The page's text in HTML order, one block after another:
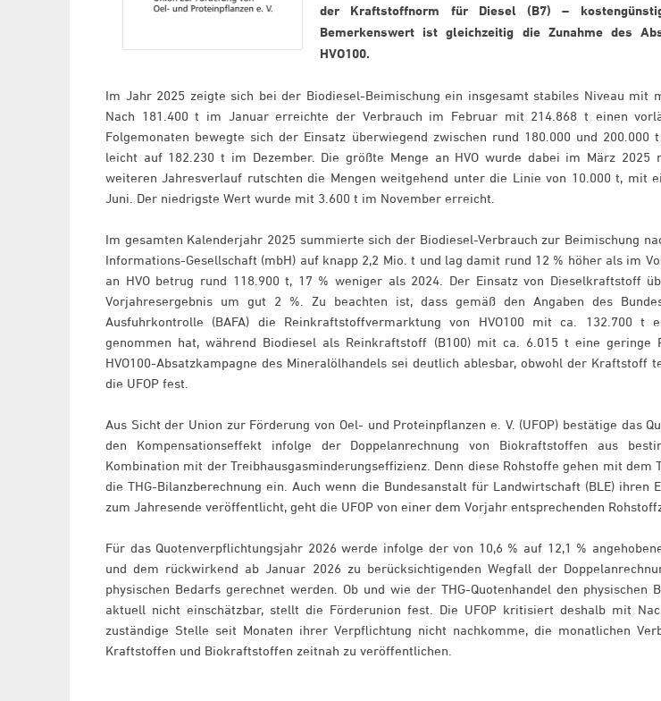
der Kraftstoffnorm für Diesel (B7) –
Bemerkenswert ist gleichzeitig die Zunahme des
HVO100.
Im Jahr 2025 zeigte sich bei der Biodiesel-Beimischung ein insgesamt stabiles Niveau mit
Nach 181.400 t im Januar erreichte der Verbrauch im Februar mit 214.868 t einen
Folgemonaten bewegte sich der Einsatz überwiegend zwischen rund 180.000 und 200.000
leicht auf 182.230 t im Dezember. Die größte Menge an HVO wurde dabei im März 2025
weiteren Jahresverlauf rutschten die Mengen weitgehend unter die Linie von 10.000 t, mit
Juni. Der niedrigste Wert wurde mit 3.600 t im November erreicht.
Im gesamten Kalenderjahr 2025 summierte sich der Biodiesel-Verbrauch zur Beimischung
Informations-Gesellschaft (mbH) auf knapp 2,2 Mio. t und lag damit rund 12 % höher als im
an HVO betrug rund 118.900 t, 17 % weniger als 2024. Der Einsatz von Dieselkraftstoff
Vorjahresergebnis um gut 2 %. Zu beachten ist, dass gemäß den Angaben des
Ausfuhrkontrolle (BAFA) die Reinkraftstoffvermarktung von HVO100 mit ca. 132.700 t
genommen hat, während Biodiesel als Reinkraftstoff (B100) mit ca. 6.015 t eine geringe
HVO100-Absatzkampagne des Mineralölhandels sei deutlich ablesbar, obwohl der Kraftstoff
die UFOP fest.
Aus Sicht der Union zur Förderung von Oel- und Proteinpflanzen e. V. (UFOP) bestätige das
den Kompensationseffekt infolge der Doppelanrechnung von Biokraftstoffen aus
Kombination mit der Treibhausgasminderungseffizienz. Denn diese Rohstoffe gehen mit dem
die THG-Bilanzberechnung ein. Auch wenn die Bundesanstalt für Landwirtschaft (BLE) ihren
zum Jahresende veröffentlicht, geht die UFOP von einer dem Vorjahr entsprechenden
Für das Quotenverpflichtungsjahr 2026 werde infolge der von 10,6 % auf 12,1 %
und dem rückwirkend ab Januar 2026 zu berücksichtigenden Wegfall der
physischen Bedarfs gerechnet werden. Ob und wie der THG-Quotenhandel den physischen
aktuell nicht einschätzbar, stellt die Förderunion fest. Die UFOP kritisiert deshalb mit
zuständige Stelle seit Monaten ihrer Verpflichtung nicht nachkomme, die monatlichen
Kraftstoffen und Biokraftstoffen zeitnah zu veröffentlichen.